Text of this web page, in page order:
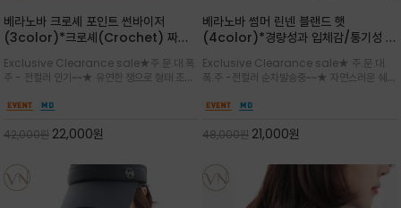
베라노바 크로셰 포인트 썬바이저
(3color)*크로셰(Crochet) 짜임
미닌한 무드를 연출/벨크로 타입이라 휴
대도 간편
Exclusive Clearance sale★주.문.대.폭.
주 - 전컬러 인기~~★ 유연한 챙으로 형태 조절
말아 휴대하기 좋고, 챙의 모양을 살짝 바꿀 수 있
용성을 모두 갖춘 아이템
42,000원 22,000원
베라노바 썸머 린넨 블랜드 햇
(4color)*경량성과 입체감/통기성 좋
쾌적하게 착용/ 뒷트임 있어서 헤어스타
일링에도 편하게 쓰실수 있습니다
Exclusive Clearance sale★ 주.문.대.
폭.주 -전컬러 순차발송중~~★ 자연스러운 쉐입
련된 포인트/베이직한 컬러 구성으로 어떤 스타
용도 높은 아이템
48,000원 21,000원